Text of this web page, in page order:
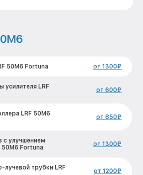
50M6 Fortuna от 1300₽
усилителя LRF
от 600₽
LRF 50M6
от 850₽
с улучшением
50M6 Fortuna
от 1300₽
лучевой трубки LRF
от 1200₽